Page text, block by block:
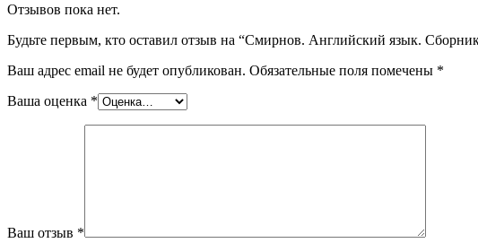
Отзывов пока нет.
Будьте первым, кто оставил отзыв на “Смирнов. Английский язык.
Ваш адрес email не будет опубликован. Обязательные поля помечены *
Ваша оценка *
Ваш отзыв *